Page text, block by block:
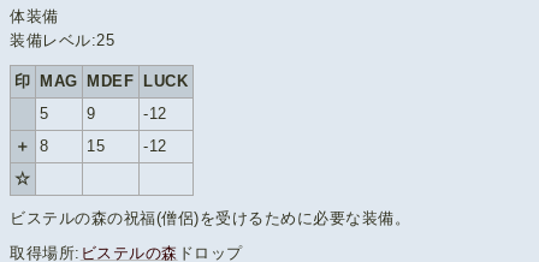
体装備
装備レベル:25
印 MAG MDEF LUCK
5
9
-12
＋
8 15
-12
☆
ビステルの森の祝福(僧侶)を受けるために必要な装備。
取得場所: ビステルの森 ドロップ